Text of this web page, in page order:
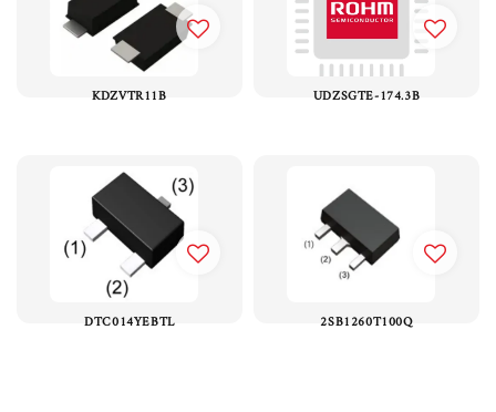
KDZVTR11B UDZSGTE-174.3B
DTC014YEBTL 2SB1260T100Q